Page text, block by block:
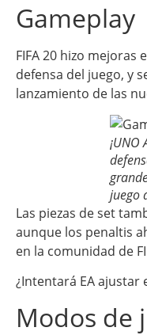
Gameplay
FIFA 20 hizo mejoras
defensa del juego, y
lanzamiento de las
¡UNO
juego
Las piezas de set
aunque los penaltis
en la comunidad de
¿Intentará EA ajustar
Modos de